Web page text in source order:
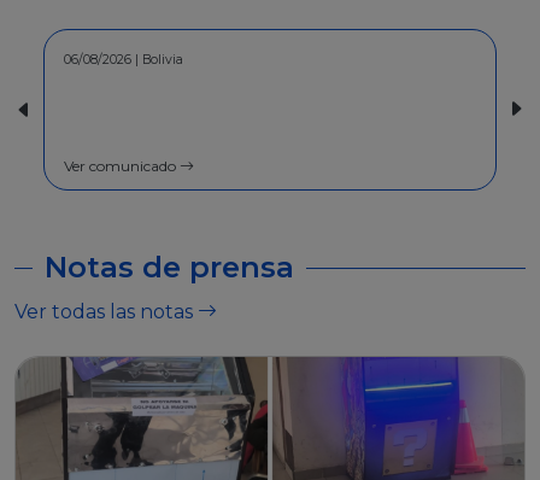
30/07/2026 | Bolivia
Ver comunicado
Notas de prensa
Ver todas las notas